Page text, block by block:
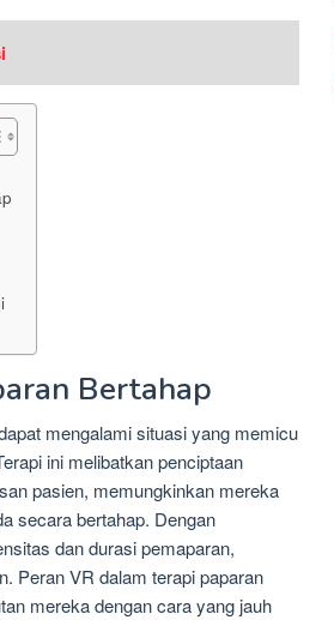
Bertahap
mengalami situasi yang memicu
ini melibatkan penciptaan
pasien, memungkinkan mereka
secara bertahap. Dengan
dan durasi pemaparan,
Peran VR dalam terapi paparan
mereka dengan cara yang jauh